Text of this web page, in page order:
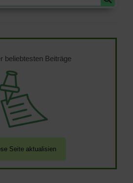
beliebtesten Beiträge